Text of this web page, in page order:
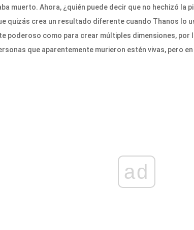
muerto. Ahora, ¿quién puede decir que no hechizó la
quizás crea un resultado diferente cuando Thanos lo
poderoso como para crear múltiples dimensiones, por
que aparentemente murieron estén vivas, pero
ad